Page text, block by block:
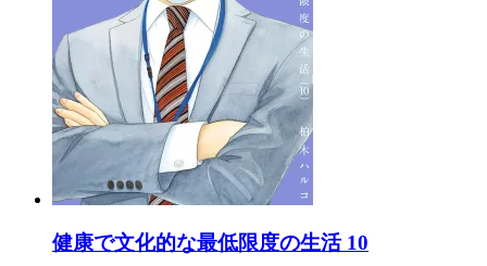
健康で文化的な最低限度の生活 10